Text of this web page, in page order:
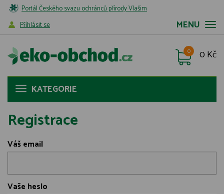
Portál Českého svazu ochránců přírody Vlašim
MENU
Příhlásit se
0 Kč
0
KATEGORIE
Registrace
Váš email
Vaše heslo